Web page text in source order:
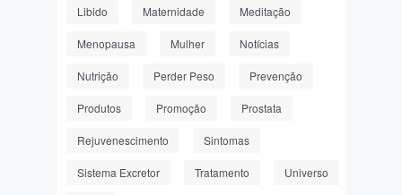
Libido Maternidade Meditação
Menopausa Mulher Notícias
Nutrição Perder Peso Prevenção
Produtos Promoção Prostata
Rejuvenescimento Sintomas
Sistema Excretor Tratamento Universo